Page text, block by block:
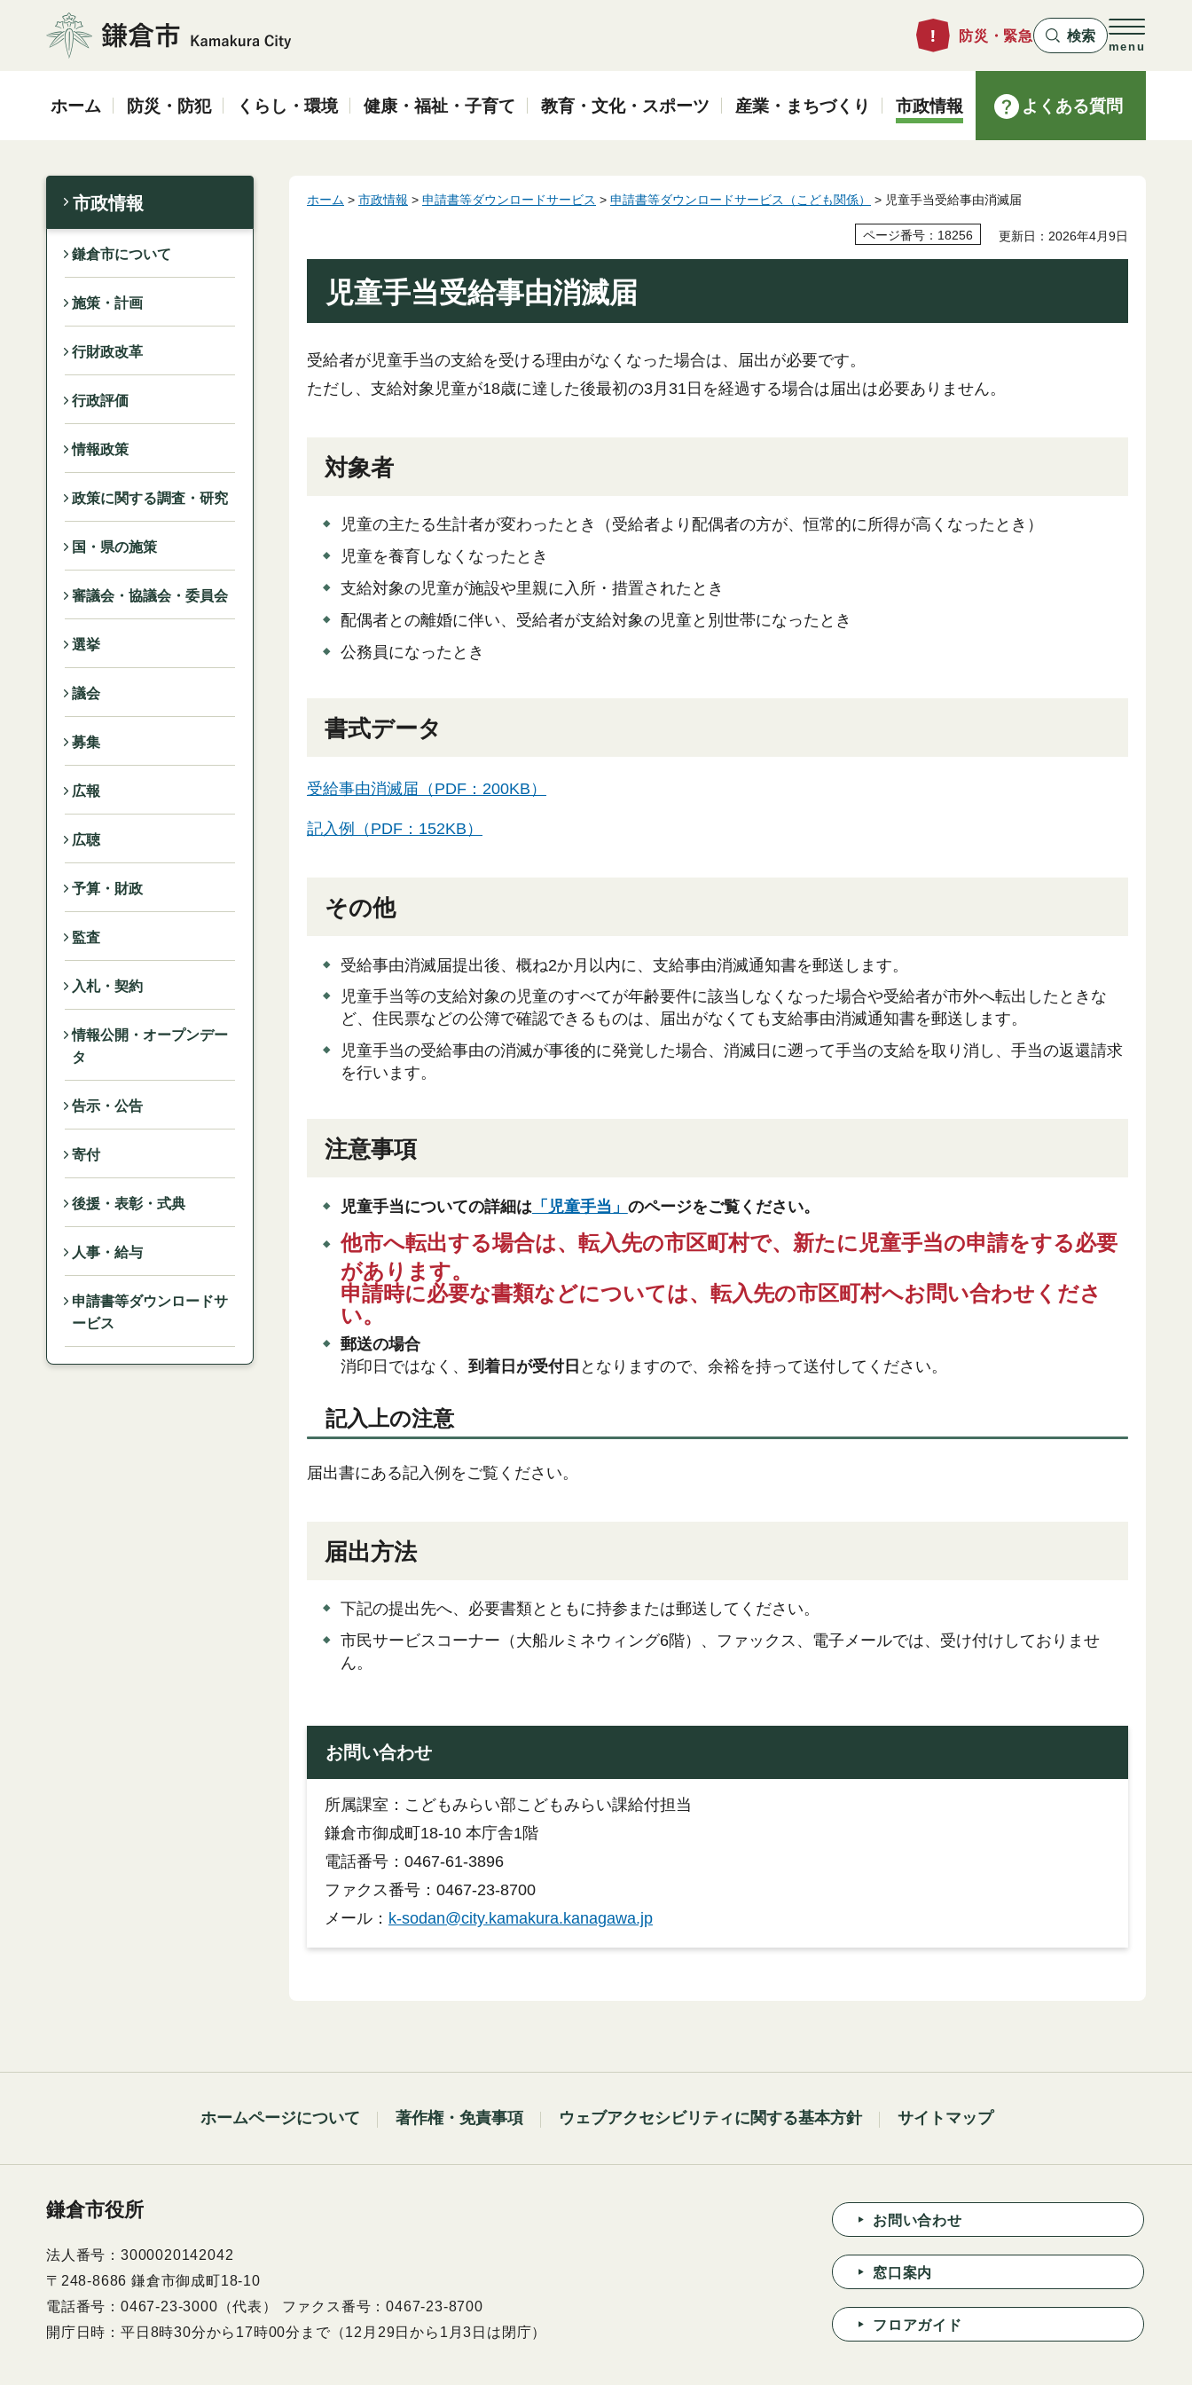
鎌倉市
防災・緊急 検索
menu
ホーム 防災・防犯 くらし・環境 健康・福祉・子育て 教育・文化・スポーツ 産業・まちづくり 市政情報 よくある質問
市政情報
鎌倉市について
施策・計画
行財政改革
行政評価
情報政策
政策に関する調査・研究
国・県の施策
審議会・協議会・委員会
選挙
議会
募集
広報
広聴
予算・財政
監査
入札・契約
情報公開・オープンデー
タ
告示・公告
寄付
後援・表彰・式典
人事・給与
申請書等ダウンロードサ
ービス
ホーム > 市政情報 > 申請書等ダウンロードサービス > 申請書等ダウンロードサービス（こども関係） > 児童手当受給事由消滅届
ページ番号：18256 更新日：2026年4月9日
児童手当受給事由消滅届
受給者が児童手当の支給を受ける理由がなくなった場合は、届出が必要です。
ただし、支給対象児童が18歳に達した後最初の3月31日を経過する場合は届出は必要ありません。
対象者
児童の主たる生計者が変わったとき（受給者より配偶者の方が、恒常的に所得が高くなったとき）
児童を養育しなくなったとき
支給対象の児童が施設や里親に入所・措置されたとき
配偶者との離婚に伴い、受給者が支給対象の児童と別世帯になったとき
公務員になったとき
書式データ
受給事由消滅届（PDF：200KB）
記入例（PDF：152KB）
その他
受給事由消滅届提出後、概ね2か月以内に、支給事由消滅通知書を郵送します。
児童手当等の支給対象の児童のすべてが年齢要件に該当しなくなった場合や受給者が市外へ転出したときな
ど、住民票などの公簿で確認できるものは、届出がなくても支給事由消滅通知書を郵送します。
児童手当の受給事由の消滅が事後的に発覚した場合、消滅日に遡って手当の支給を取り消し、手当の返還請求
を行います。
注意事項
児童手当についての詳細は「児童手当」 のページをご覧ください。
他市へ転出する場合は、転入先の市区町村で、新たに児童手当の申請をする必要
があります。
申請時に必要な書類などについては、転入先の市区町村へお問い合わせくださ
い。
郵送の場合
消印日ではなく、 到着日が受付日 となりますので、余裕を持って送付してください。
記入上の注意
届出書にある記入例をご覧ください。
届出方法
下記の提出先へ、必要書類とともに持参または郵送してください。
市民サービスコーナー（大船ルミネウィング6階）、ファックス、電子メールでは、受け付けしておりませ
ん。
お問い合わせ
所属課室：こどもみらい部こどもみらい課給付担当
鎌倉市御成町18-10 本庁舎1階
電話番号：0467-61-3896
ファクス番号：0467-23-8700
メール： k-sodan@city.kamakura.kanagawa.jp
ホームページについて 著作権・免責事項 ウェブアクセシビリティに関する基本方針 サイトマップ
鎌倉市役所
法人番号：3000020142042
〒248-8686 鎌倉市御成町18-10
電話番号：0467-23-3000（代表） ファクス番号：0467-23-8700
開庁日時：平日8時30分から17時00分まで（12月29日から1月3日は閉庁）
お問い合わせ
窓口案内
フロアガイド